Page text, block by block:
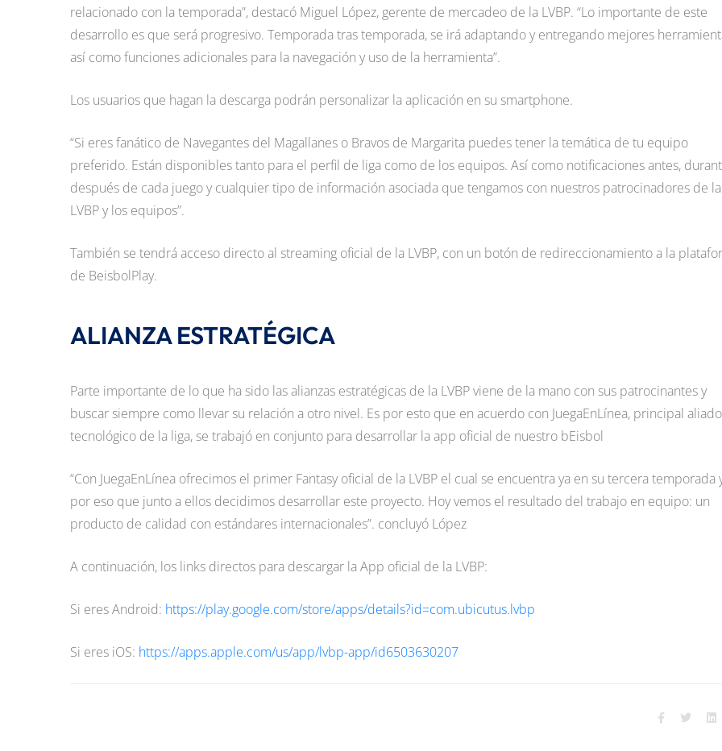
relacionado con la temporada”, destacó Miguel López, gerente de mercadeo de la LVBP. “Lo importante de este
desarrollo es que será progresivo. Temporada tras temporada, se irá adaptando y entregando mejores
así como funciones adicionales para la navegación y uso de la herramienta”.
Los usuarios que hagan la descarga podrán personalizar la aplicación en su smartphone.
“Si eres fanático de Navegantes del Magallanes o Bravos de Margarita puedes tener la temática de tu equipo
preferido. Están disponibles tanto para el perfil de liga como de los equipos. Así como notificaciones antes,
después de cada juego y cualquier tipo de información asociada que tengamos con nuestros patrocinadores de la
LVBP y los equipos”.
También se tendrá acceso directo al streaming oficial de la LVBP, con un botón de redireccionamiento a la
de BeisbolPlay.
ALIANZA ESTRATÉGICA
Parte importante de lo que ha sido las alianzas estratégicas de la LVBP viene de la mano con sus patrocinantes y
buscar siempre como llevar su relación a otro nivel. Es por esto que en acuerdo con JuegaEnLínea, principal aliado
tecnológico de la liga, se trabajó en conjunto para desarrollar la app oficial de nuestro bEisbol
“Con JuegaEnLínea ofrecimos el primer Fantasy oficial de la LVBP el cual se encuentra ya en su tercera temporada
por eso que junto a ellos decidimos desarrollar este proyecto. Hoy vemos el resultado del trabajo en equipo: un
producto de calidad con estándares internacionales”. concluyó López
A continuación, los links directos para descargar la App oficial de la LVBP:
Si eres Android: https://play.google.com/store/apps/details?id=com.ubicutus.lvbp
Si eres iOS: https://apps.apple.com/us/app/lvbp-app/id6503630207